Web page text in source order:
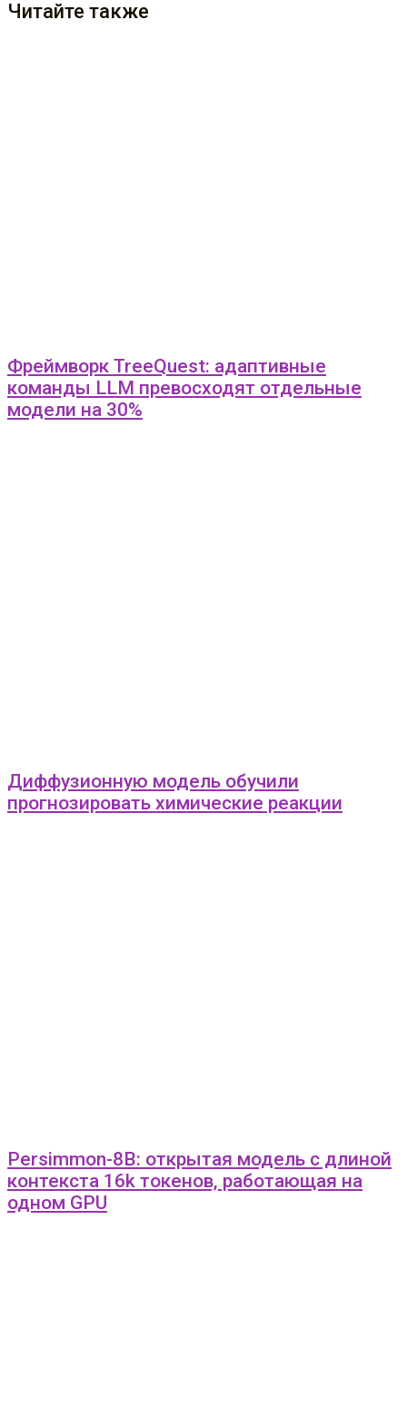
Читайте также
Фреймворк TreeQuest: адаптивные
команды LLM превосходят отдельные
модели на 30%
Диффузионную модель обучили
прогнозировать химические реакции
Persimmon-8B: открытая модель с длиной
контекста 16k токенов, работающая на
одном GPU